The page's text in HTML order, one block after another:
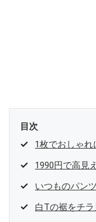
目次
1枚でおしゃ
1990円で高見
いつものパン
白Tの裾をチ